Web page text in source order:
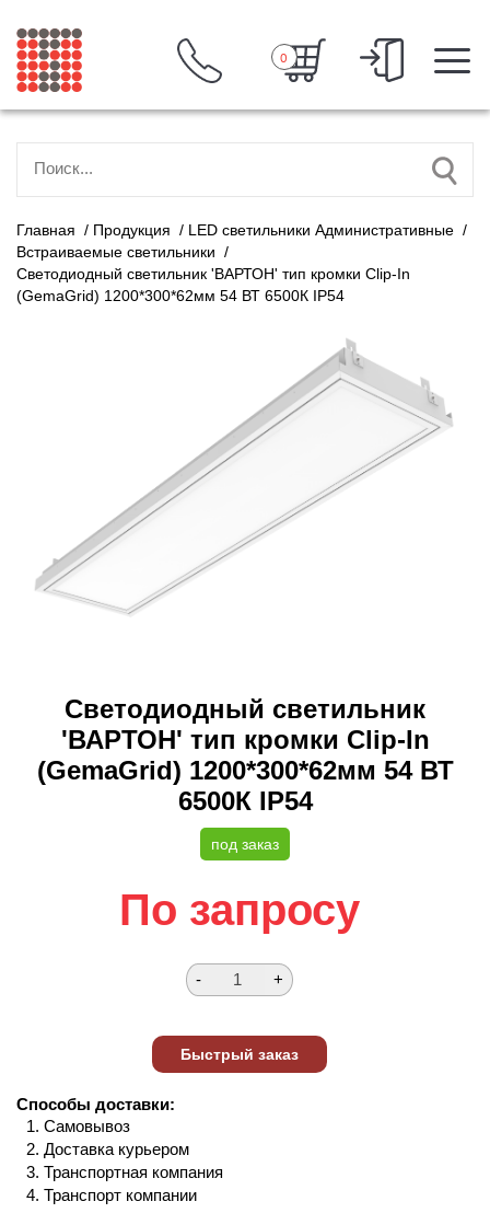
0
Главная / Продукция / LED светильники Административные /
Встраиваемые светильники /
Светодиодный светильник 'ВАРТОН' тип кромки Clip-In
(GemaGrid) 1200*300*62мм 54 ВТ 6500К IP54
Светодиодный светильник
'ВАРТОН' тип кромки Clip-In
(GemaGrid) 1200*300*62мм 54 ВТ
6500К IP54
под заказ
По запросу
Способы доставки:
Самовывоз
Доставка курьером
Транспортная компания
Транспорт компании